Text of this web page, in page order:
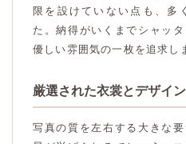
限を設けていない点も、多
た。納得がいくまでシャッ
優しい雰囲気の一枚を追求し
厳選された衣裳とデザイ
写真の質を左右する大きな